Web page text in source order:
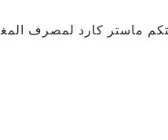
ماستر كارد لمصرف